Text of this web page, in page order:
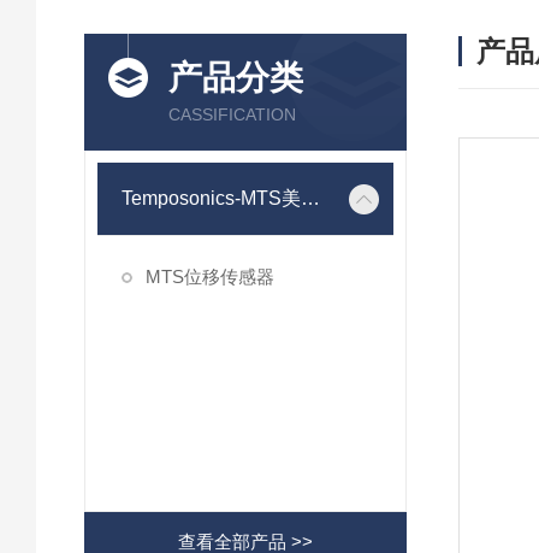
产品分类
CASSIFICATION
Temposonics-MTS美斯特
MTS位移传感器
查看全部产品 >>
产